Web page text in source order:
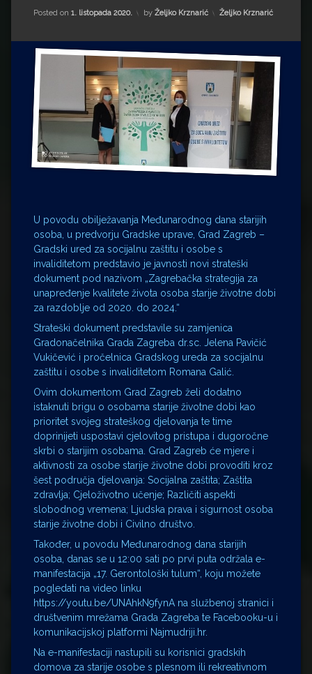
Matea Andrić
Ljiljana Lekanić-Kljaić
Željko Krznarić
Mario Lovreković
Posted on 1. listopada 2020. by Željko Krznarić Kategorije:
Željko Krznarić
U povodu obilježavanja Međunarodnog dana starijih
osoba, u predvorju Gradske uprave, Grad Zagreb –
Gradski ured za socijalnu zaštitu i osobe s
invaliditetom predstavio je javnosti novi strateški
dokument pod nazivom „Zagrebačka strategija za
unapređenje kvalitete života osoba starije životne dobi
za razdoblje od 2020. do 2024.“
Strateški dokument predstavile su zamjenica
Gradonačelnika Grada Zagreba dr.sc. Jelena Pavičić
Vukičević i pročelnica Gradskog ureda za socijalnu
zaštitu i osobe s invaliditetom Romana Galić.
Ovim dokumentom Grad Zagreb želi dodatno
istaknuti brigu o osobama starije životne dobi kao
prioritet svojeg strateškog djelovanja te time
doprinijeti uspostavi cjelovitog pristupa i dugoročne
skrbi o starijim osobama. Grad Zagreb će mjere i
aktivnosti za osobe starije životne dobi provoditi kroz
šest područja djelovanja: Socijalna zaštita; Zaštita
zdravlja; Cjeloživotno učenje; Različiti aspekti
slobodnog vremena; Ljudska prava i sigurnost osoba
starije životne dobi i Civilno društvo.
Također, u povodu Međunarodnog dana starijih
osoba, danas se u 12:00 sati po prvi puta održala e-
manifestacija „17. Gerontološki tulum“, koju možete
pogledati na video linku
https://youtu.be/UNAhkN9fynA na službenoj stranici i
društvenim mrežama Grada Zagreba te Facebooku-u i
komunikacijskoj platformi Najmudriji.hr.
Na e-manifestaciji nastupili su korisnici gradskih
domova za starije osobe s plesnom ili rekreativnom